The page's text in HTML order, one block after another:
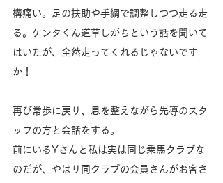
構痛い。足の扶助や手綱で調整しつつ走る走
る。ケンタくん道草しがちという話を聞いて
はいたが、全然走ってくれるじゃないです
か！
再び常歩に戻り、息を整えながら先導のスタ
ッフの方と会話をする。
前にいるYさんと私は実は同じ乗馬クラブな
のだが、やはり同クラブの会員さんがお客さ